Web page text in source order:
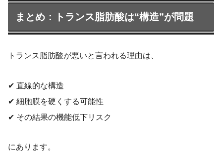
まとめ：トランス脂肪酸は“構造”が問題
トランス脂肪酸が悪いと言われる理由は、
✔ 直線的な構造
✔ 細胞膜を硬くする可能性
✔ その結果の機能低下リスク
にあります。